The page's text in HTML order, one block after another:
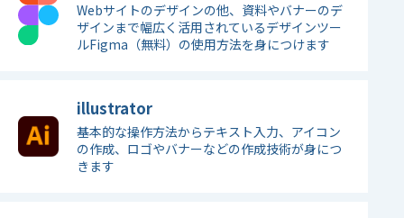
Webサイトのデザインの他、資料やバナーのデ
ザインまで幅広く活用されているデザインツー
ルFigma（無料）の使用方法を身につけます
illustrator
基本的な操作方法からテキスト入力、アイコン
の作成、ロゴやバナーなどの作成技術が身につ
きます